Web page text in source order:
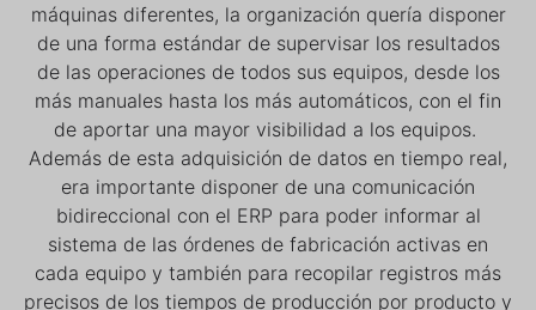
máquinas diferentes, la organización quería disponer
de una forma estándar de supervisar los resultados
de las operaciones de todos sus equipos, desde los
más manuales hasta los más automáticos, con el fin
de aportar una mayor visibilidad a los equipos.
Además de esta adquisición de datos en tiempo real,
era importante disponer de una comunicación
bidireccional con el ERP para poder informar al
sistema de las órdenes de fabricación activas en
cada equipo y también para recopilar registros más
precisos de los tiempos de producción por producto y